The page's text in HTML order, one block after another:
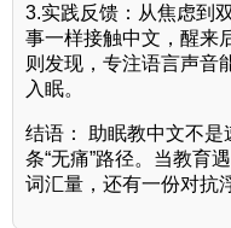
3.实践反馈：从焦虑到
事一样接触中文，醒来
则发现，专注语言声音
入眠。
结语： 助眠教中文不
条“无痛”路径。当教育
词汇量，还有一份对抗